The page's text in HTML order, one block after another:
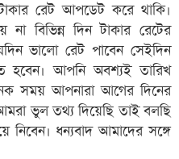
রেট আপডেট করে থাকি।
না বিভিন্ন দিন টাকার রেটের
ভালো রেট পাবেন সেইদিন
হবেন। আপনি অবশ্যই তারিখ
সময় আপনারা আগের দিনের
ভুল তথ্য দিয়েছি তাই বলছি
নিবেন। ধন্যবাদ আমাদের সঙ্গে